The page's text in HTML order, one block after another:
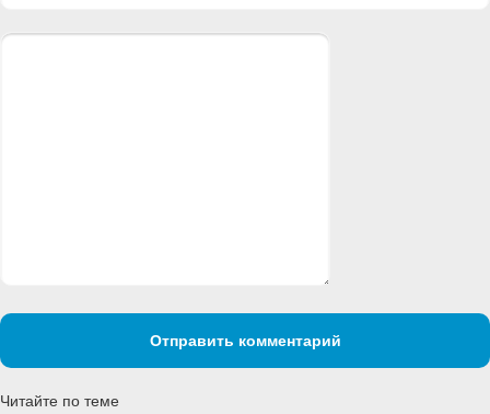
Отправить комментарий
Читайте по теме